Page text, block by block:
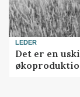
LEDER
Det er en